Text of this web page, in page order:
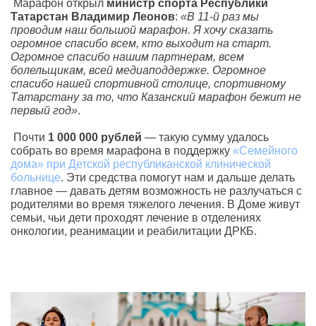
Марафон открыл министр спорта Республики
Татарстан Владимир Леонов: «В 11-й раз мы
проводим наш большой марафон. Я хочу сказать
огромное спасибо всем, кто выходит на старт.
Огромное спасибо нашим партнерам, всем
болельщикам, всей медиаподдержке. Огромное
спасибо нашей спортивной столице, спортивному
Татарстану за то, что Казанский марафон бежит не
первый год».
Почти 1 000 000 рублей — такую сумму удалось
собрать во время марафона в поддержку «Семейного
дома» при Детской республиканской клинической
больнице. Эти средства помогут нам и дальше делать
главное — давать детям возможность не разлучаться с
родителями во время тяжелого лечения. В Доме живут
семьи, чьи дети проходят лечение в отделениях
онкологии, реанимации и реабилитации ДРКБ.